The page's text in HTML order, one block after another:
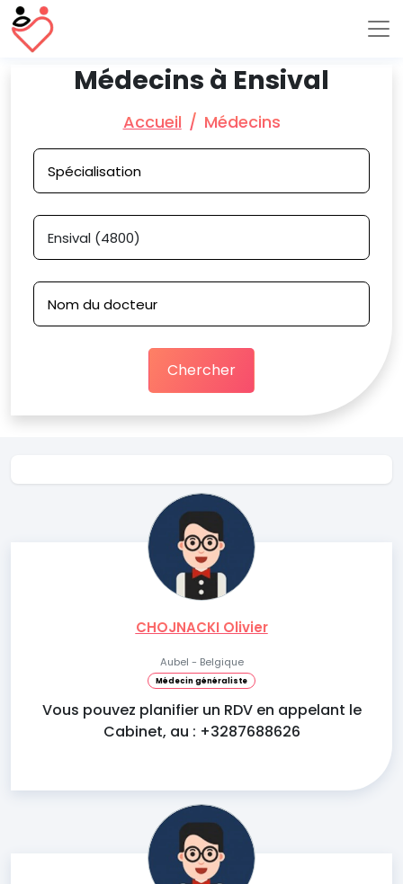
Médecins à Ensival
Accueil Médecins
Chercher
CHOJNACKI Olivier
Aubel - Belgique
Médecin généraliste
Vous pouvez planifier un RDV en appelant le
Cabinet, au : +3287688626